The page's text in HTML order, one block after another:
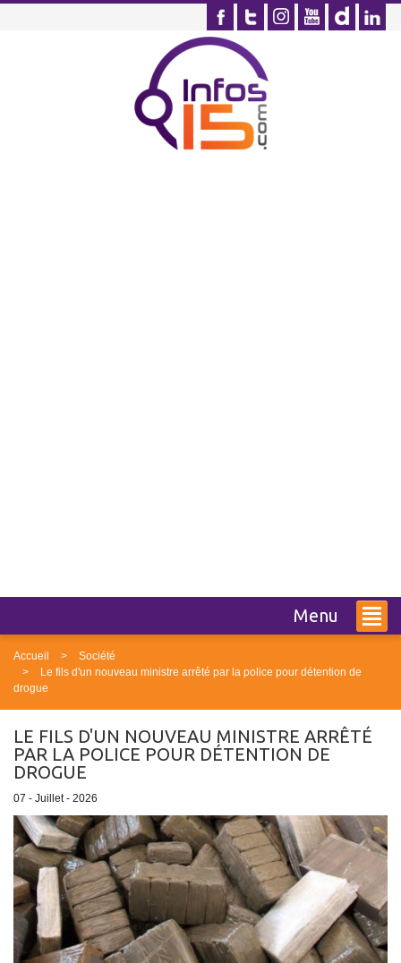
Menu
Accueil
Société
Le fils d'un nouveau ministre arrêté par la police pour détention de
drogue
LE FILS D'UN NOUVEAU MINISTRE ARRÊTÉ
PAR LA POLICE POUR DÉTENTION DE
DROGUE
07 - Juillet - 2026